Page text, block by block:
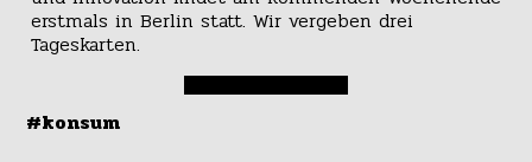
erstmals in Berlin statt. Wir vergeben drei
Tageskarten.
#konsum